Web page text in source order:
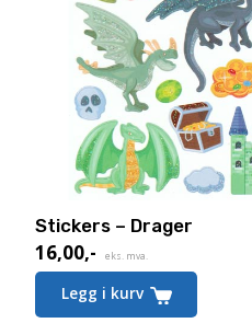
Stickers – Drager
16,00,- eks. mva.
Legg i kurv